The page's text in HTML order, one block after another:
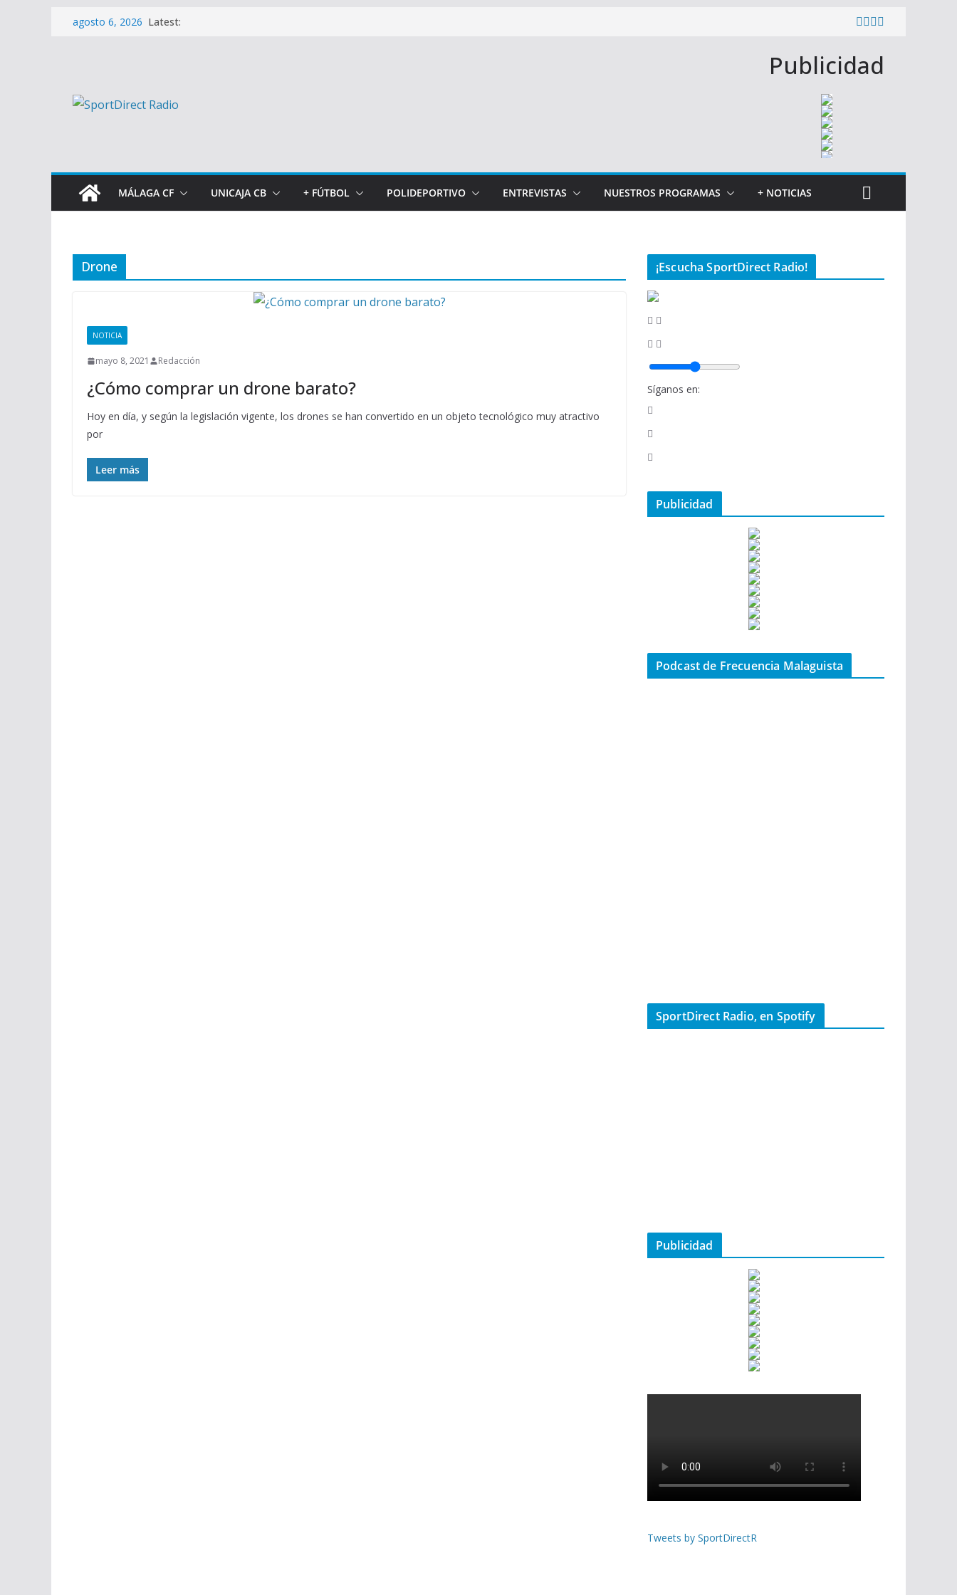
Saltaragosto 6, 2026 Latest:
Publicidad
MÁLAGA CF UNICAJA CB + FÚTBOL POLIDEPORTIVO ENTREVISTAS NUESTROS PROGRAMAS + NOTICIAS
Drone
NOTICIA
mayo 8, 2021 Redacción
¿Cómo comprar un drone barato?
Hoy en día, y según la legislación vigente, los drones se han convertido en un objeto tecnológico muy atractivo
por
Leer más
¡Escucha SportDirect Radio!
Síganos en:
Publicidad
Podcast de Frecuencia Malaguista
SportDirect Radio, en Spotify
Publicidad
Tweets by SportDirectR